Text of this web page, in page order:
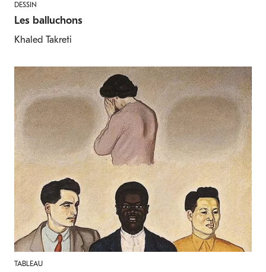
DESSIN
Les balluchons
Khaled Takreti
TABLEAU